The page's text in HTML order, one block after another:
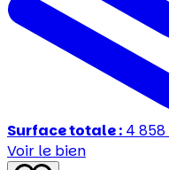
Surface totale : 4 858
Voir le bien